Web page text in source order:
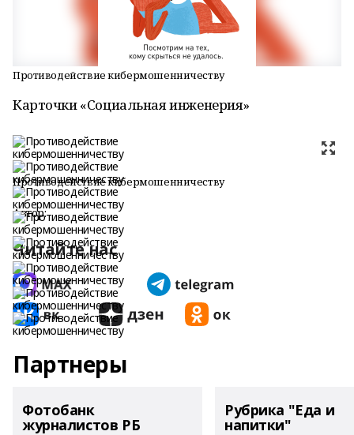
Противодействие кибермошенничеству
Карточки «Социальная инженерия»
Противодействие кибермошенничеству
Автор:
Читайте нас
Партнеры
Фотобанк
журналистов РБ
Рубрика "Еда и
напитки"